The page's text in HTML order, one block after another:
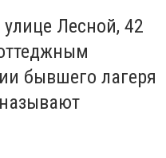
Лесной, 42
бывшего лагеря